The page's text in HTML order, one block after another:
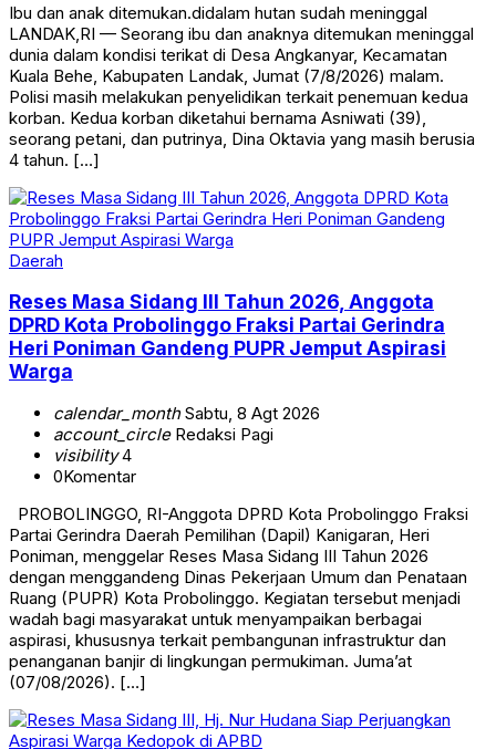
Ibu dan anak ditemukan.didalam hutan sudah meninggal
LANDAK,RI — Seorang ibu dan anaknya ditemukan meninggal
dunia dalam kondisi terikat di Desa Angkanyar, Kecamatan
Kuala Behe, Kabupaten Landak, Jumat (7/8/2026) malam.
Polisi masih melakukan penyelidikan terkait penemuan kedua
korban. Kedua korban diketahui bernama Asniwati (39),
seorang petani, dan putrinya, Dina Oktavia yang masih berusia
4 tahun. […]
Daerah
Reses Masa Sidang III Tahun 2026, Anggota
DPRD Kota Probolinggo Fraksi Partai Gerindra
Heri Poniman Gandeng PUPR Jemput Aspirasi
Warga
calendar_monthSabtu, 8 Agt 2026
account_circleRedaksi Pagi
visibility4
0Komentar
PROBOLINGGO, RI-Anggota DPRD Kota Probolinggo Fraksi
Partai Gerindra Daerah Pemilihan (Dapil) Kanigaran, Heri
Poniman, menggelar Reses Masa Sidang III Tahun 2026
dengan menggandeng Dinas Pekerjaan Umum dan Penataan
Ruang (PUPR) Kota Probolinggo. Kegiatan tersebut menjadi
wadah bagi masyarakat untuk menyampaikan berbagai
aspirasi, khususnya terkait pembangunan infrastruktur dan
penanganan banjir di lingkungan permukiman. Juma’at
(07/08/2026). […]